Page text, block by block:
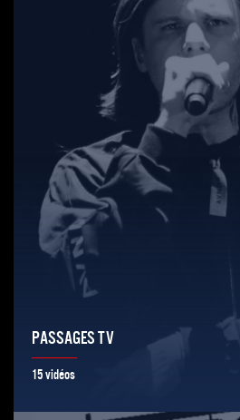
PASSAGES TV
15 vidéos